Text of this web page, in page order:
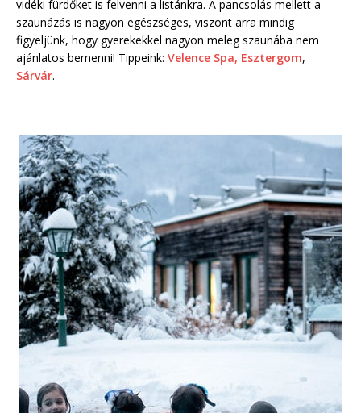
vidéki fürdőket is felvenni a listánkra. A pancsolás mellett a
szaunázás is nagyon egészséges, viszont arra mindig
figyeljünk, hogy gyerekekkel nagyon meleg szaunába nem
ajánlatos bemenni! Tippeink: Velence Spa, Esztergom,
Sárvár.